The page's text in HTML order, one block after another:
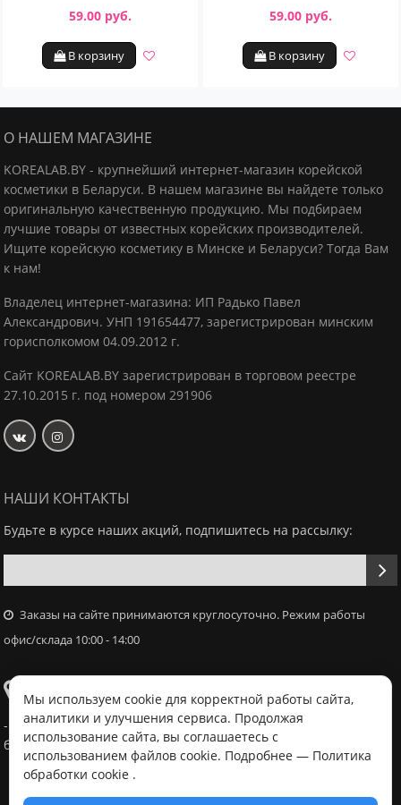
59.00 руб.
В корзину
59.00 руб.
В корзину
О НАШЕМ МАГАЗИНЕ
KOREALAB.BY - крупнейший интернет-магазин корейской
косметики в Беларуси. В нашем магазине вы найдете только
оригинальную качественную продукцию. Мы подбираем
лучшие товары от известных корейских производителей.
Ищите корейскую косметику в Минске и Беларуси? Тогда Вам
к нам!
Владелец интернет-магазина: ИП Радько Павел
Александрович. УНП 191654477, зарегистрирован минским
горисполкомом 04.09.2012 г.
Сайт KOREALAB.BY зарегистрирован в торговом реестре
27.10.2015 г. под номером 291906
НАШИ КОНТАКТЫ
Будьте в курсе наших акций, подпишитесь на рассылку:
Заказы на сайте принимаются круглосуточно. Режим работы
офис/склада 10:00 - 14:00
Самовывоз
- Офис / склад, г. Минск, ул. Володько 18, с 10:00 - 14:00 в
будний день после согласования с менеджером
Мы используем cookie для корректной работы сайта,
аналитики и улучшения сервиса. Продолжая
использование сайта, вы соглашаетесь с
использованием файлов cookie. Подробнее — Политика
обработки cookie .